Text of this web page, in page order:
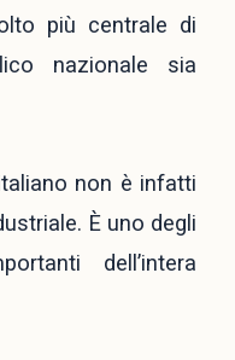
più centrale di
nazionale sia
non è infatti
È uno degli
dell’intera